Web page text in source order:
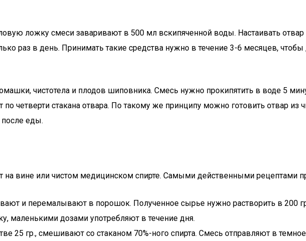
ложку смеси заваривают в 500 мл вскипяченной воды. Настаивать отвар
раз в день. Принимать такие средства нужно в течение 3-6 месяцев, чтобы
чистотела и плодов шиповника. Смесь нужно прокипятить в воде 5
стакана отвара. По такому же принципу можно готовить отвар из
после еды.
на вине или чистом медицинском спирте. Самыми действенными рецептами
и перемалывают в порошок. Полученное сырье нужно растворить в 200
маленькими дозами употребляют в течение дня.
25 гр., смешивают со стаканом 70%-ного спирта. Смесь отправляют в